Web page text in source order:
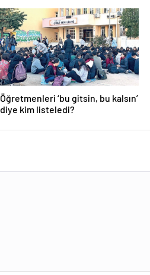
Öğretmenleri ‘bu gitsin, bu kalsın’
diye kim listeledi?